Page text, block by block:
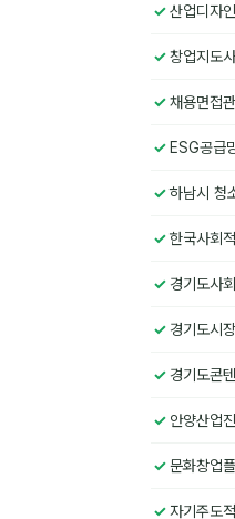
산업디자
창업지도
채용면접
ESG공급
하남시 청
한국사회
경기도사
경기도시
경기도콘
안양산업
문화창업
자기주도